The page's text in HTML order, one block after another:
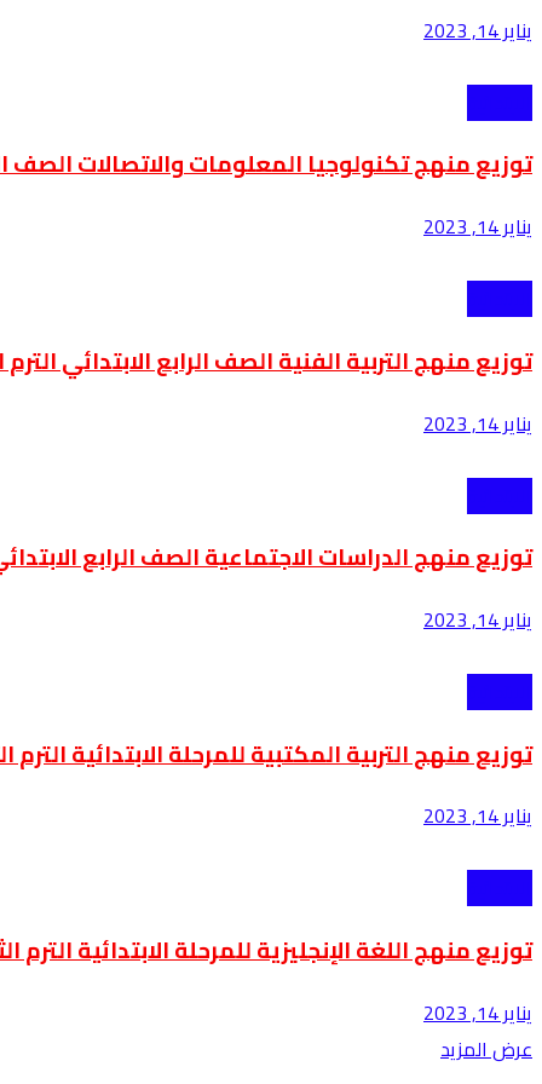
يناير 14, 2023
توزيع منهج تكنولوجيا المعلومات والاتصالات الصف
يناير 14, 2023
توزيع منهج التربية الفنية الصف الرابع الابتدائي الترم
يناير 14, 2023
توزيع منهج الدراسات الاجتماعية الصف الرابع الابتدائي
يناير 14, 2023
توزيع منهج التربية المكتبية للمرحلة الابتدائية الترم
يناير 14, 2023
توزيع منهج اللغة الإنجليزية للمرحلة الابتدائية الترم
يناير 14, 2023
عرض المزيد